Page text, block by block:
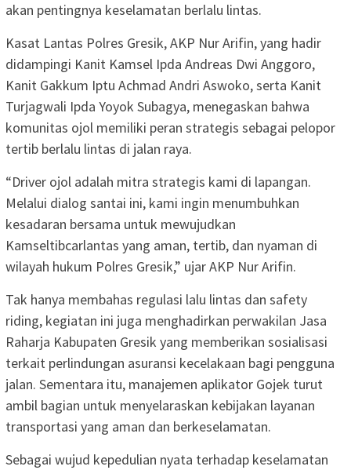
akan pentingnya keselamatan berlalu lintas.
Kasat Lantas Polres Gresik, AKP Nur Arifin, yang hadir
didampingi Kanit Kamsel Ipda Andreas Dwi Anggoro,
Kanit Gakkum Iptu Achmad Andri Aswoko, serta Kanit
Turjagwali Ipda Yoyok Subagya, menegaskan bahwa
komunitas ojol memiliki peran strategis sebagai pelopor
tertib berlalu lintas di jalan raya.
“Driver ojol adalah mitra strategis kami di lapangan.
Melalui dialog santai ini, kami ingin menumbuhkan
kesadaran bersama untuk mewujudkan
Kamseltibcarlantas yang aman, tertib, dan nyaman di
wilayah hukum Polres Gresik,” ujar AKP Nur Arifin.
Tak hanya membahas regulasi lalu lintas dan safety
riding, kegiatan ini juga menghadirkan perwakilan Jasa
Raharja Kabupaten Gresik yang memberikan sosialisasi
terkait perlindungan asuransi kecelakaan bagi pengguna
jalan. Sementara itu, manajemen aplikator Gojek turut
ambil bagian untuk menyelaraskan kebijakan layanan
transportasi yang aman dan berkeselamatan.
Sebagai wujud kepedulian nyata terhadap keselamatan